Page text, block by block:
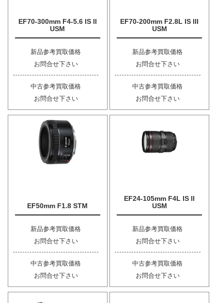
EF70-300mm F4-5.6 IS II
USM
新品参考買取価格
お問合せ下さい
中古参考買取価格
お問合せ下さい
EF70-200mm F2.8L IS III
USM
新品参考買取価格
お問合せ下さい
中古参考買取価格
お問合せ下さい
EF50mm F1.8 STM
新品参考買取価格
お問合せ下さい
中古参考買取価格
お問合せ下さい
EF24-105mm F4L IS II
USM
新品参考買取価格
お問合せ下さい
中古参考買取価格
お問合せ下さい